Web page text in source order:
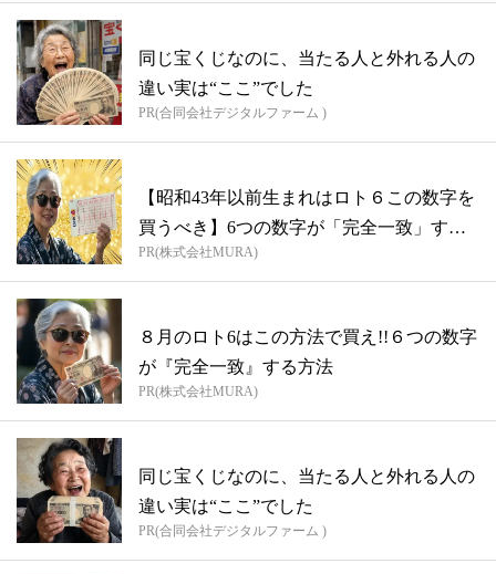
同じ宝くじなのに、当たる人と外れる人の
違い実は“ここ”でした
PR(合同会社デジタルファーム )
【昭和43年以前生まれはロト６この数字を
買うべき】6つの数字が「完全一致」する
方...
PR(株式会社MURA)
８月のロト6はこの方法で買え!!６つの数字
が『完全一致』する方法
PR(株式会社MURA)
同じ宝くじなのに、当たる人と外れる人の
違い実は“ここ”でした
PR(合同会社デジタルファーム )